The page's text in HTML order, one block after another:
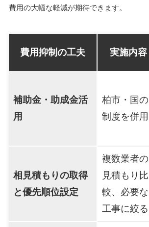
費用の大幅な軽減が期待できます。
費用抑制の工夫 実施内容
補助金・助成金活
用
柏市・国の
制度を併用
相見積もりの取得
と優先順位設定
複数業者の
見積もり比
較、必要な
工事に絞る